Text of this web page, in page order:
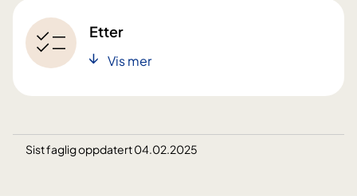
Etter
Vis mer
Sist faglig oppdatert 04.02.2025